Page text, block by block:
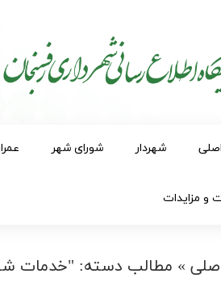
شهردار شورای شهر
و مزایدات
» مطالب دسته: "خدمات